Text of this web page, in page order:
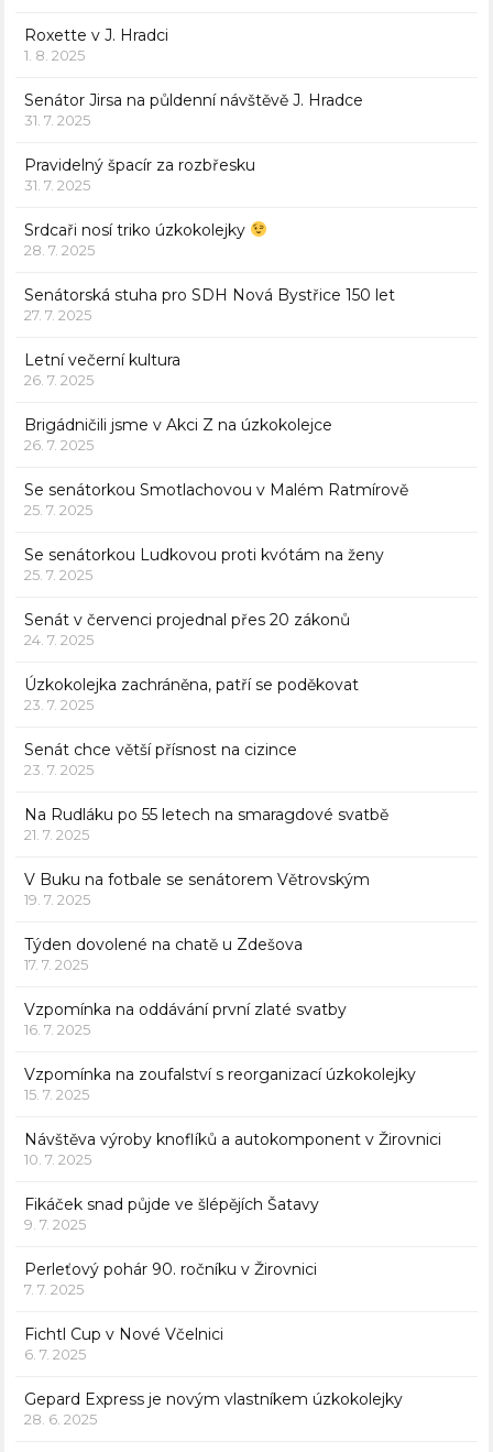
Roxette v J. Hradci
1. 8. 2025
Senátor Jirsa na půldenní návštěvě J. Hradce
31. 7. 2025
Pravidelný špacír za rozbřesku
31. 7. 2025
Srdcaři nosí triko úzkokolejky
28. 7. 2025
Senátorská stuha pro SDH Nová Bystřice 150 let
27. 7. 2025
Letní večerní kultura
26. 7. 2025
Brigádničili jsme v Akci Z na úzkokolejce
26. 7. 2025
Se senátorkou Smotlachovou v Malém Ratmírově
25. 7. 2025
Se senátorkou Ludkovou proti kvótám na ženy
25. 7. 2025
Senát v červenci projednal přes 20 zákonů
24. 7. 2025
Úzkokolejka zachráněna, patří se poděkovat
23. 7. 2025
Senát chce větší přísnost na cizince
23. 7. 2025
Na Rudláku po 55 letech na smaragdové svatbě
21. 7. 2025
V Buku na fotbale se senátorem Větrovským
19. 7. 2025
Týden dovolené na chatě u Zdešova
17. 7. 2025
Vzpomínka na oddávání první zlaté svatby
16. 7. 2025
Vzpomínka na zoufalství s reorganizací úzkokolejky
15. 7. 2025
Návštěva výroby knoflíků a autokomponent v Žirovnici
10. 7. 2025
Fikáček snad půjde ve šlépějích Šatavy
9. 7. 2025
Perleťový pohár 90. ročníku v Žirovnici
7. 7. 2025
Fichtl Cup v Nové Včelnici
6. 7. 2025
Gepard Express je novým vlastníkem úzkokolejky
28. 6. 2025